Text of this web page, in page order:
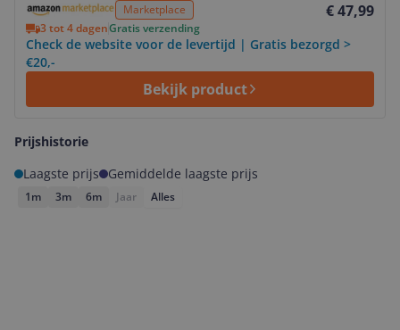
Marketplace € 47,99
3 tot 4 dagenGratis verzending
Check de website voor de levertijd | Gratis bezorgd >
€20,-
Bekijk product
Prijshistorie
Laagste prijs
Gemiddelde laagste prijs
1m 3m 6m Jaar Alles